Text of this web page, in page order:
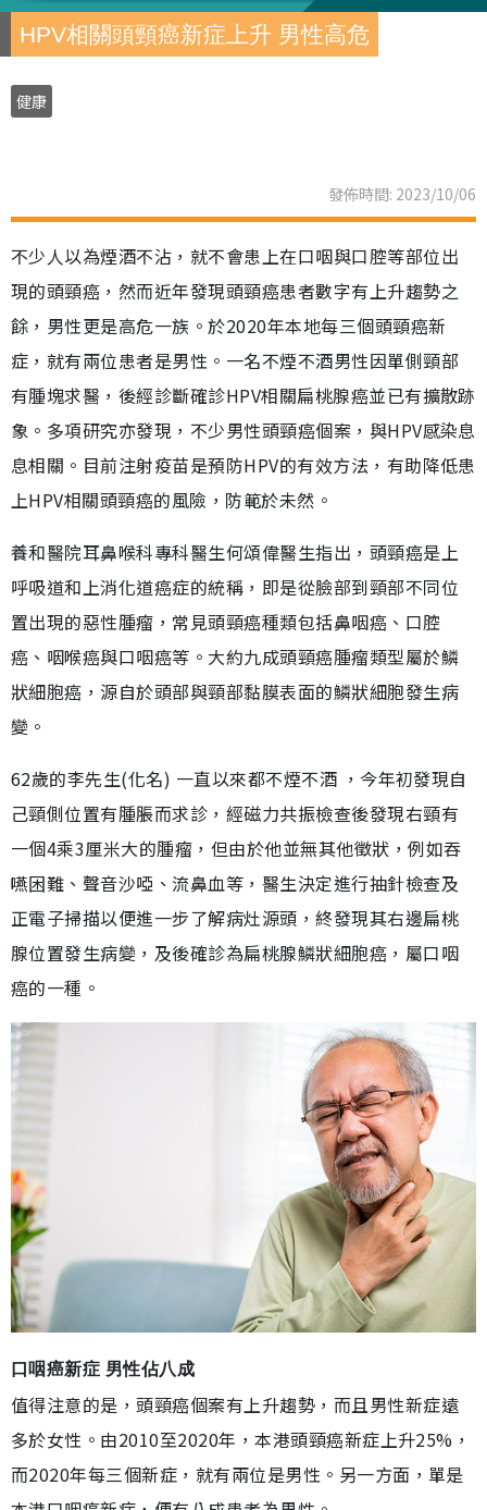
HPV相關頭頸癌新症上升 男性高危
健康
發佈時間: 2023/10/06
不少人以為煙酒不沾，就不會患上在口咽與口腔等部位出
現的頭頸癌，然而近年發現頭頸癌患者數字有上升趨勢之
餘，男性更是高危一族。於2020年本地每三個頭頸癌新
症，就有兩位患者是男性。一名不煙不酒男性因單側頸部
有腫塊求醫，後經診斷確診HPV相關扁桃腺癌並已有擴散跡
象。多項研究亦發現，不少男性頭頸癌個案，與HPV感染息
息相關。目前注射疫苗是預防HPV的有效方法，有助降低患
上HPV相關頭頸癌的風險，防範於未然。
養和醫院耳鼻喉科專科醫生何頌偉醫生指出，頭頸癌是上
呼吸道和上消化道癌症的統稱，即是從臉部到頸部不同位
置出現的惡性腫瘤，常見頭頸癌種類包括鼻咽癌、口腔
癌、咽喉癌與口咽癌等。大約九成頭頸癌腫瘤類型屬於鱗
狀細胞癌，源自於頭部與頸部黏膜表面的鱗狀細胞發生病
變。
62歲的李先生(化名) 一直以來都不煙不酒 ，今年初發現自
己頸側位置有腫脹而求診，經磁力共振檢查後發現右頸有
一個4乘3厘米大的腫瘤，但由於他並無其他徵狀，例如吞
嚥困難、聲音沙啞、流鼻血等，醫生決定進行抽針檢查及
正電子掃描以便進一步了解病灶源頭，終發現其右邊扁桃
腺位置發生病變，及後確診為扁桃腺鱗狀細胞癌，屬口咽
癌的一種。
口咽癌新症 男性佔八成
值得注意的是，頭頸癌個案有上升趨勢，而且男性新症遠
多於女性。由2010至2020年，本港頭頸癌新症上升25%，
而2020年每三個新症，就有兩位是男性。另一方面，單是